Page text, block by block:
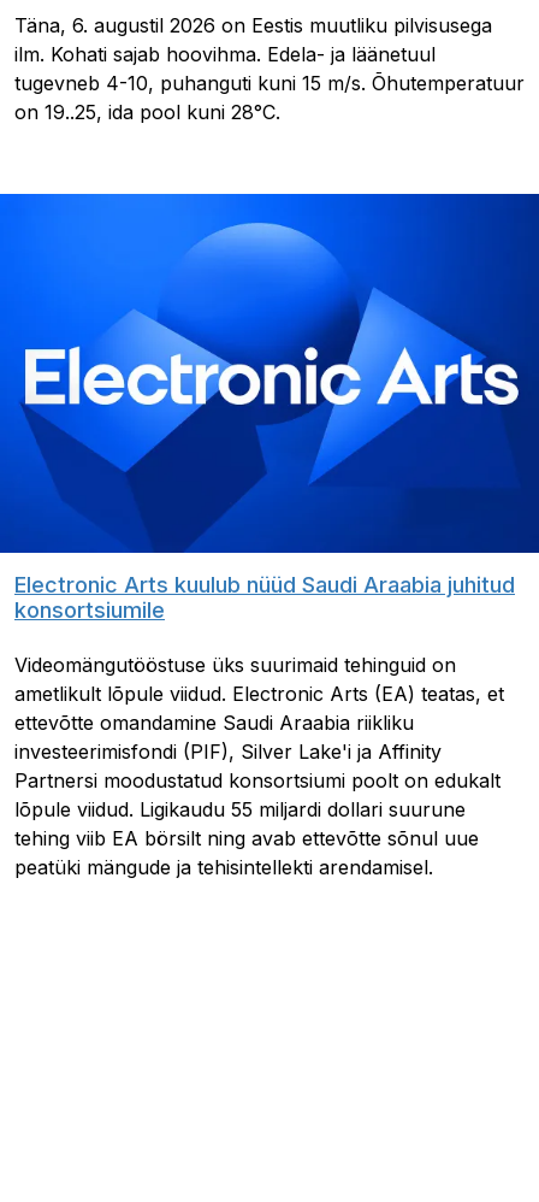
Täna, 6. augustil 2026 on Eestis muutliku pilvisusega
ilm. Kohati sajab hoovihma. Edela- ja läänetuul
tugevneb 4-10, puhanguti kuni 15 m/s. Õhutemperatuur
on 19..25, ida pool kuni 28°C.
Electronic Arts kuulub nüüd Saudi Araabia juhitud
konsortsiumile
Videomängutööstuse üks suurimaid tehinguid on
ametlikult lõpule viidud. Electronic Arts (EA) teatas, et
ettevõtte omandamine Saudi Araabia riikliku
investeerimisfondi (PIF), Silver Lake'i ja Affinity
Partnersi moodustatud konsortsiumi poolt on edukalt
lõpule viidud. Ligikaudu 55 miljardi dollari suurune
tehing viib EA börsilt ning avab ettevõtte sõnul uue
peatüki mängude ja tehisintellekti arendamisel.